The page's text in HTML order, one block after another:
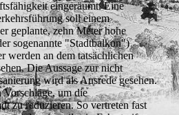
eingeräumt. Eine
soll einem
geplante, zehn Meter hohe
sogenannte "Stadtbalkon")
werden an dem tatsächlichen
Die Aussage zur nicht
wird als Ausrede gesehen.
um die
zu reduzieren. So vertreten fast